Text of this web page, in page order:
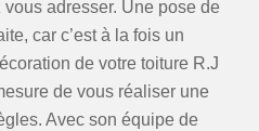
adresser. Une pose de
car c’est à la fois un
de votre toiture R.J
de vous réaliser une
Avec son équipe de